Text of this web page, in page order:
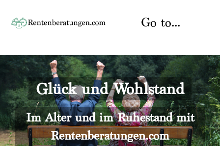
content
Go to...
Startseite
Rente
Rentenberater
Rentenversicherung
Über uns
Kontakt
Glück und Wohlstand
Im Alter und im Ruhestand mit
Rentenberatungen.com